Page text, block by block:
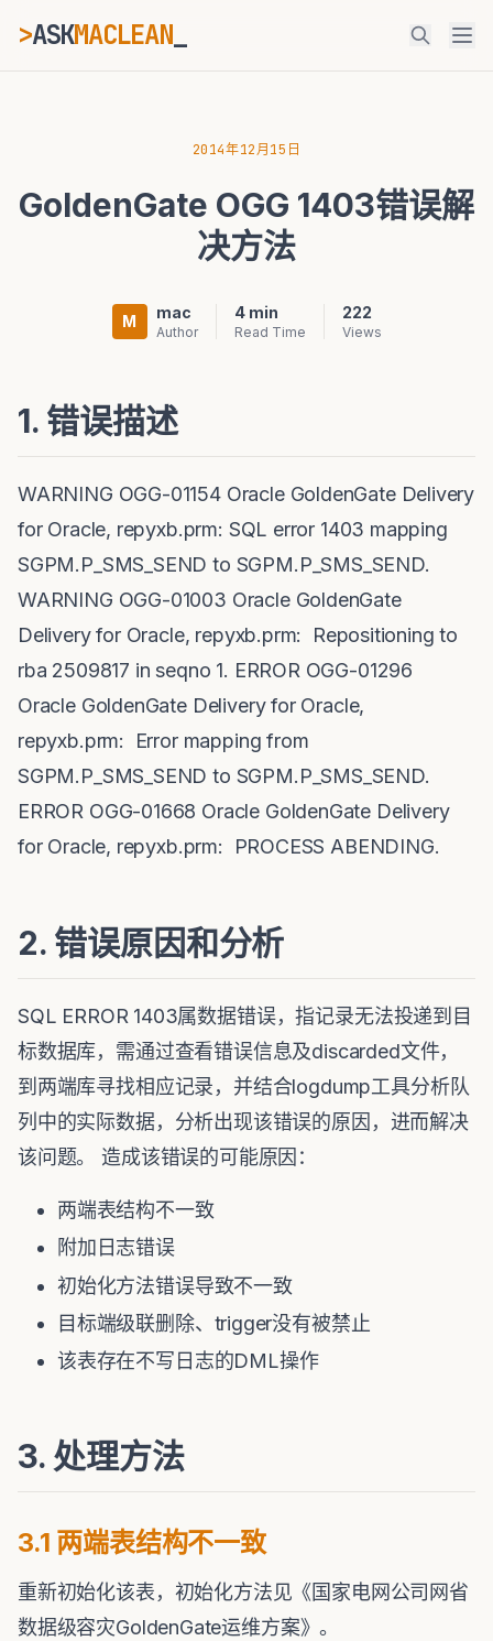
>ASKMACLEAN_
⌘K Ctrl+K
2014年12月15日
GoldenGate OGG 1403错误解
决方法
M mac
Author
4 min
Read Time
222
Views
1. 错误描述
WARNING OGG-01154 Oracle GoldenGate Delivery
for Oracle, repyxb.prm: SQL error 1403 mapping
SGPM.P_SMS_SEND to SGPM.P_SMS_SEND.
WARNING OGG-01003 Oracle GoldenGate
Delivery for Oracle, repyxb.prm: Repositioning to
rba 2509817 in seqno 1. ERROR OGG-01296
Oracle GoldenGate Delivery for Oracle,
repyxb.prm: Error mapping from
SGPM.P_SMS_SEND to SGPM.P_SMS_SEND.
ERROR OGG-01668 Oracle GoldenGate Delivery
for Oracle, repyxb.prm: PROCESS ABENDING.
2. 错误原因和分析
SQL ERROR 1403属数据错误，指记录无法投递到目
标数据库，需通过查看错误信息及discarded文件，
到两端库寻找相应记录，并结合logdump工具分析队
列中的实际数据，分析出现该错误的原因，进而解决
该问题。 造成该错误的可能原因：
两端表结构不一致
附加日志错误
初始化方法错误导致不一致
目标端级联删除、trigger没有被禁止
该表存在不写日志的DML操作
3. 处理方法
3.1 两端表结构不一致
重新初始化该表，初始化方法见《国家电网公司网省
数据级容灾GoldenGate运维方案》。